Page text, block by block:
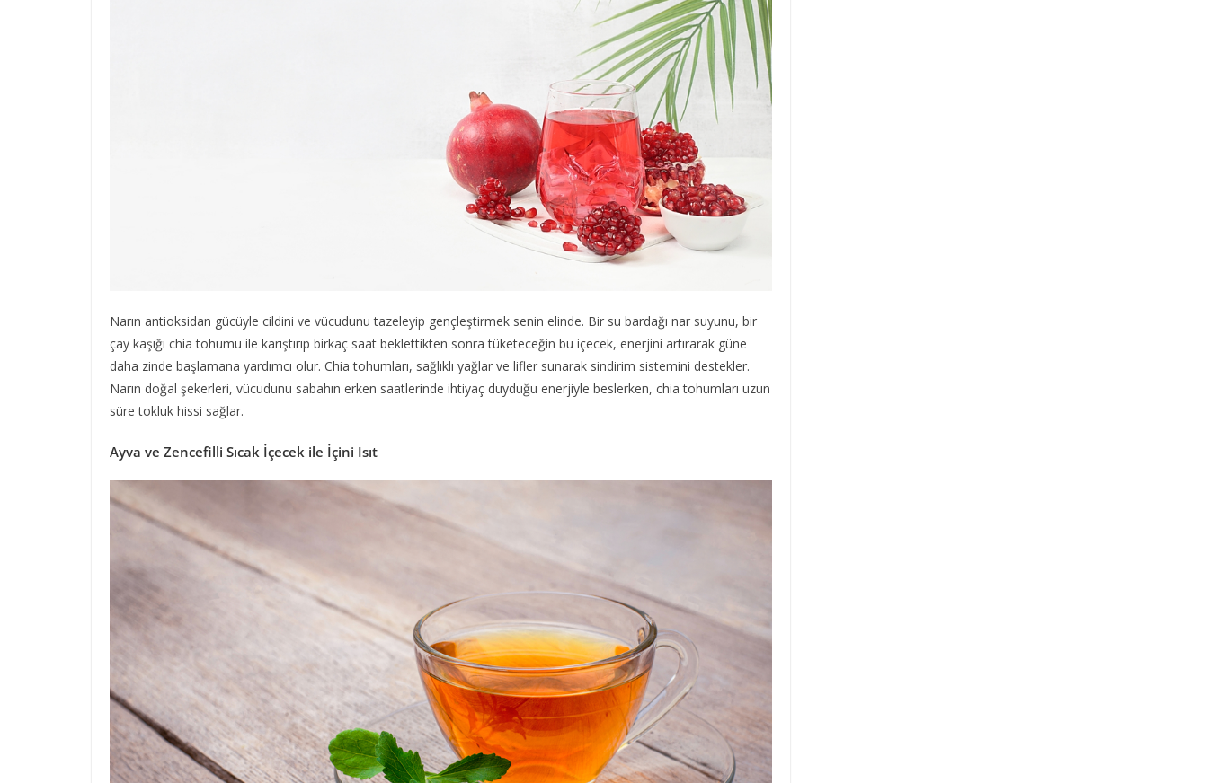
Narın antioksidan gücüyle cildini ve vücudunu tazeleyip gençleştirmek senin elinde. Bir su bardağı nar suyunu, bir
çay kaşığı chia tohumu ile karıştırıp birkaç saat beklettikten sonra tüketeceğin bu içecek, enerjini artırarak güne
daha zinde başlamana yardımcı olur. Chia tohumları, sağlıklı yağlar ve lifler sunarak sindirim sistemini destekler.
Narın doğal şekerleri, vücudunu sabahın erken saatlerinde ihtiyaç duyduğu enerjiyle beslerken, chia tohumları uzun
süre tokluk hissi sağlar.
Ayva ve Zencefilli Sıcak İçecek ile İçini Isıt